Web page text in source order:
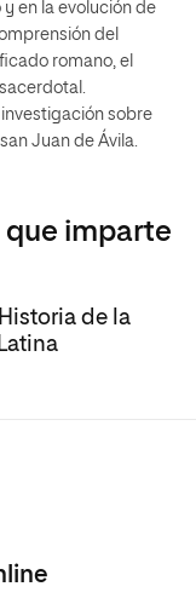
en la evolución de
del
romano, el
sobre
Juan de Ávila.
que imparte
de la